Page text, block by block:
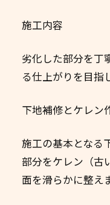
施工内容
劣化した部分を丁
る仕上がりを目指
下地補修とケレン
施工の基本となる
部分をケレン（古
面を滑らかに整え